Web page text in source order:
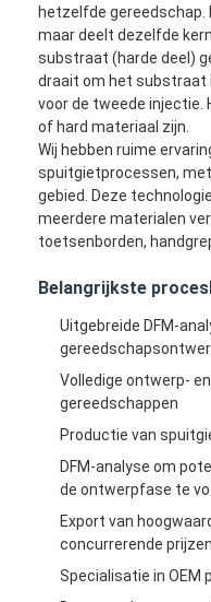
hetzelfde
maar deelt dezelfde
substraat (harde deel)
draait om het substraat
voor de tweede
of hard materiaal zijn.
Wij hebben ruime
spuitgietprocessen,
gebied. Deze
meerdere materialen
toetsenborden,
Belangrijkste
Uitgebreide DFM-
Volledige ontwerp-
gereedschappen
Productie van
DFM-analyse om
de ontwerpfase te
Export van
concurrerende prijzen
Specialisatie in OEM